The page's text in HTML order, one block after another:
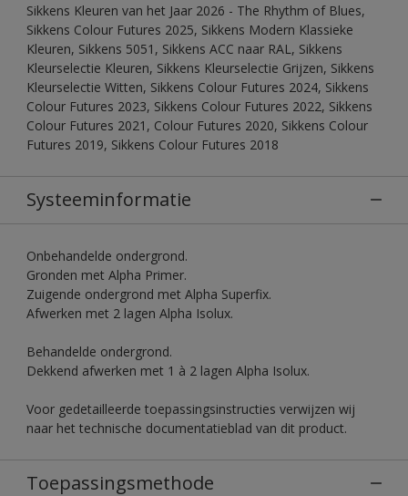
Sikkens Kleuren van het Jaar 2026 - The Rhythm of Blues,
Sikkens Colour Futures 2025, Sikkens Modern Klassieke
Kleuren, Sikkens 5051, Sikkens ACC naar RAL, Sikkens
Kleurselectie Kleuren, Sikkens Kleurselectie Grijzen, Sikkens
Kleurselectie Witten, Sikkens Colour Futures 2024, Sikkens
Colour Futures 2023, Sikkens Colour Futures 2022, Sikkens
Colour Futures 2021, Colour Futures 2020, Sikkens Colour
Futures 2019, Sikkens Colour Futures 2018
Systeeminformatie
Onbehandelde ondergrond.
Gronden met Alpha Primer.
Zuigende ondergrond met Alpha Superfix.
Afwerken met 2 lagen Alpha Isolux.
Behandelde ondergrond.
Dekkend afwerken met 1 à 2 lagen Alpha Isolux.
Voor gedetailleerde toepassingsinstructies verwijzen wij
naar het technische documentatieblad van dit product.
Toepassingsmethode